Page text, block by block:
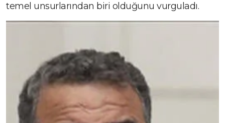
temel unsurlarından biri olduğunu vurguladı.